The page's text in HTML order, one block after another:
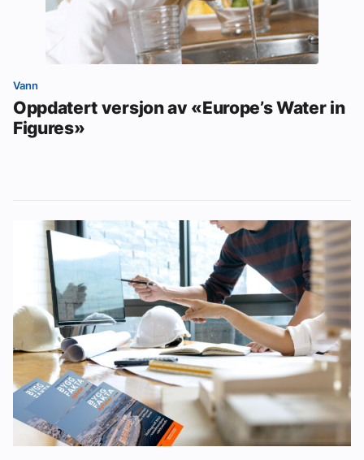
Vann
Oppdatert versjon av «Europe’s Water in
Figures»